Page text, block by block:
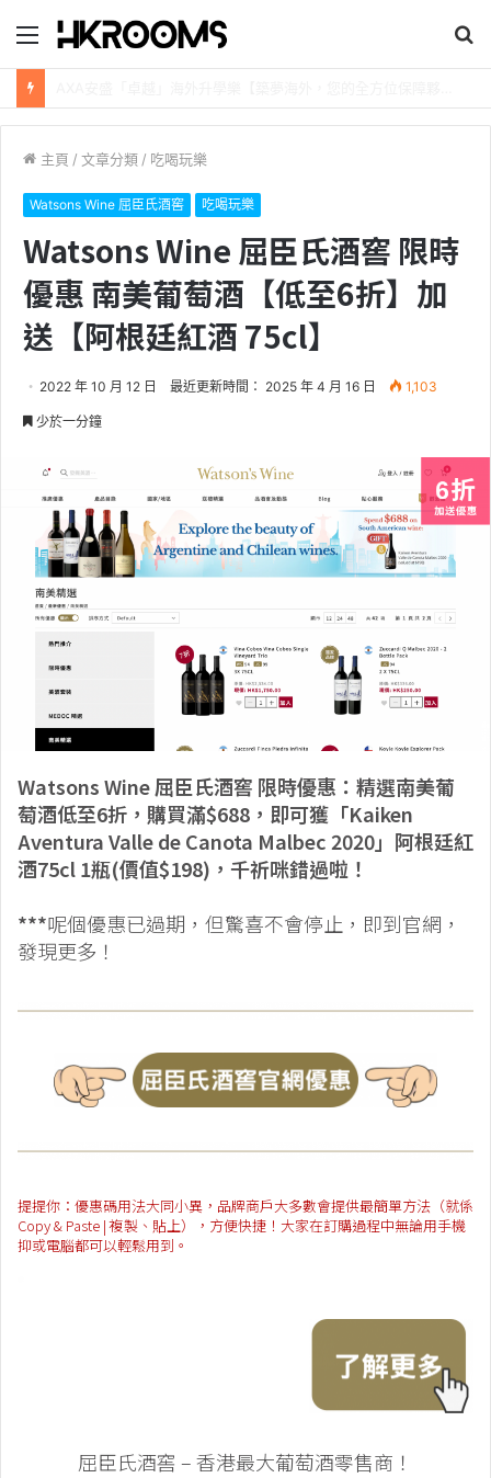
目
錄
尋
主頁 / 文章分類 / 吃喝玩樂
Watsons Wine 屈臣氏酒窖 吃喝玩樂
Watsons Wine 屈臣氏酒窖 限時
優惠 南美葡萄酒【低至6折】加
送【阿根廷紅酒 75cl】
2022 年 10 月 12 日 最近更新時間： 2025 年 4 月 16 日 1,103
少於一分鐘
Watsons Wine 屈臣氏酒窖 限時優惠：精選南美葡
萄酒低至6折，購買滿$688，即可獲「Kaiken
Aventura Valle de Canota Malbec 2020」阿根廷紅
酒75cl 1瓶(價值$198)，千祈咪錯過啦！
***呢個優惠已過期，但驚喜不會停止，即到官網，
發現更多！
提提你：優惠碼用法大同小異，品牌商戶大多數會提供最簡單方法（就係
Copy & Paste | 複製、貼上），方便快捷！大家在訂購過程中無論用手機
抑或電腦都可以輕鬆用到。
屈臣氏酒窖 – 香港最大葡萄酒零售商！